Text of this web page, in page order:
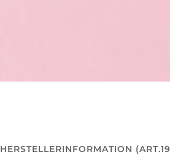
HERSTELLERINFORMATION (ART.19